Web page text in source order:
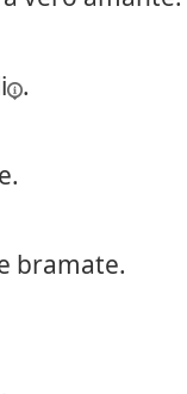
.
bramate.